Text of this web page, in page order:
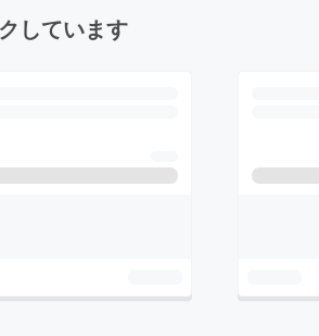
しています